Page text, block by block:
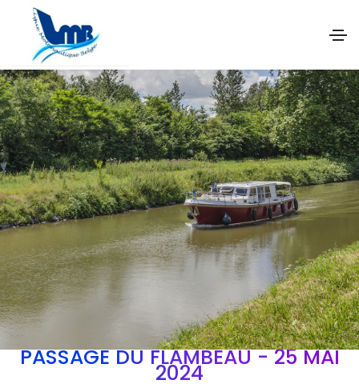
PASSAGE DU FLAMBEAU - 25 MAI
2024